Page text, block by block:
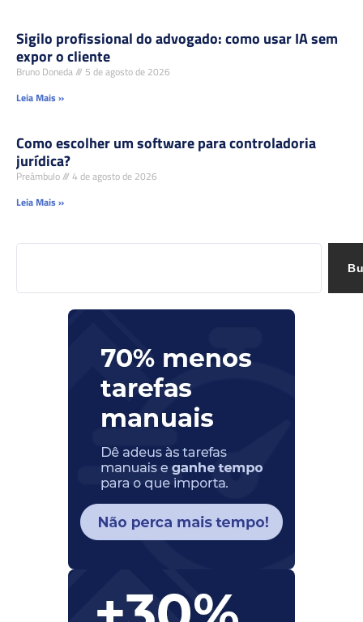
Sigilo profissional do advogado: como usar IA sem
expor o cliente
Bruno Doneda
5 de agosto de 2026
Leia Mais »
Como escolher um software para controladoria
jurídica?
Preâmbulo
4 de agosto de 2026
Leia Mais »